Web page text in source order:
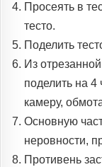
Просеять в
тесто.
Поделить
Из
поделить на 4
камеру,
Основную
неровности,
Противень